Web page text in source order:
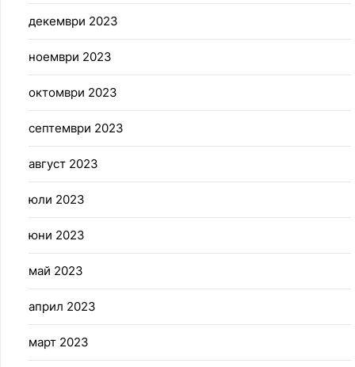
декември 2023
ноември 2023
октомври 2023
септември 2023
август 2023
юли 2023
юни 2023
май 2023
април 2023
март 2023